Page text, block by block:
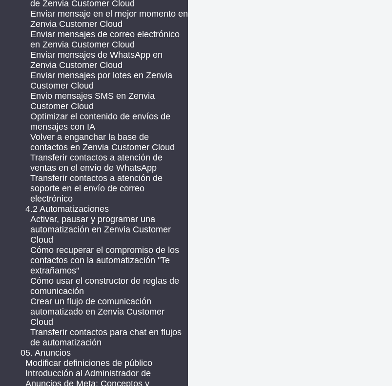
de Zenvia Customer Cloud
Enviar mensaje en el mejor momento en
Zenvia Customer Cloud
Enviar mensajes de correo electrónico
en Zenvia Customer Cloud
Enviar mensajes de WhatsApp en
Zenvia Customer Cloud
Enviar mensajes por lotes en Zenvia
Customer Cloud
Envio mensajes SMS en Zenvia
Customer Cloud
Optimizar el contenido de envíos de
mensajes con IA
Volver a enganchar la base de
contactos en Zenvia Customer Cloud
Transferir contactos a atención de
ventas en el envío de WhatsApp
Transferir contactos a atención de
soporte en el envío de correo
electrónico
4.2 Automatizaciones
Activar, pausar y programar una
automatización en Zenvia Customer
Cloud
Cómo recuperar el compromiso de los
contactos con la automatización "Te
extrañamos"
Cómo usar el constructor de reglas de
comunicación
Crear un flujo de comunicación
automatizado en Zenvia Customer
Cloud
Transferir contactos para chat en flujos
de automatización
05. Anuncios
Modificar definiciones de público
Introducción al Administrador de
Anuncios de Meta: Conceptos y